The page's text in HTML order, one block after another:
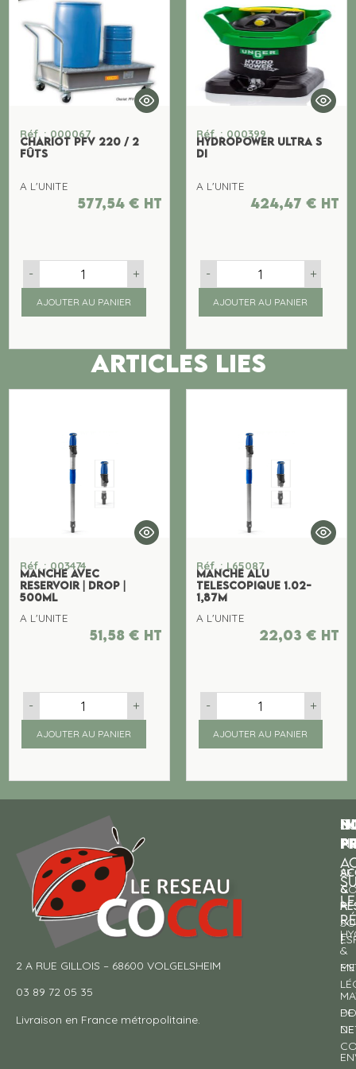
Réf. : 000067
CHARIOT PFV 220 / 2
FÛTS
A L'UNITE
577,54 € ht
- +
AJOUTER AU PANIER
Réf. : 000399
HYDROPOWER ULTRA S
DI
A L'UNITE
424,47 € ht
- +
AJOUTER AU PANIER
ARTICLES LIES
Réf. : 003474
MANCHE AVEC
RESERVOIR | DROP |
500ML
A L'UNITE
51,58 € ht
- +
AJOUTER AU PANIER
Réf. : L65087
MANCHE ALU
TELESCOPIQUE 1.02-
1,87M
A L'UNITE
22,03 € ht
- +
AJOUTER AU PANIER
2 A RUE GILLOIS – 68600 VOLGELSHEIM
03 89 72 05 35
Livraison en France métropolitaine.
&
&
DE
SE
À
DE
!